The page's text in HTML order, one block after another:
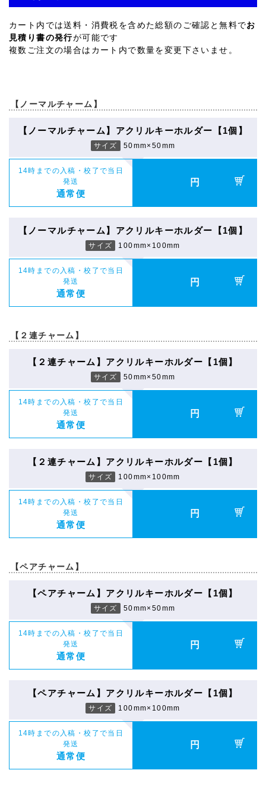
カート内では送料・消費税を含めた総額のご確認と無料でお
見積り書の発行が可能です
複数ご注文の場合はカート内で数量を変更下さいませ。
【ノーマルチャーム】
【ノーマルチャーム】アクリルキーホルダー【1個】
サイズ 50mm×50mm
14時までの入稿・校了で当日
発送
通常便
円
【ノーマルチャーム】アクリルキーホルダー【1個】
サイズ 100mm×100mm
14時までの入稿・校了で当日
発送
通常便
円
【２連チャーム】
【２連チャーム】アクリルキーホルダー【1個】
サイズ 50mm×50mm
14時までの入稿・校了で当日
発送
通常便
円
【２連チャーム】アクリルキーホルダー【1個】
サイズ 100mm×100mm
14時までの入稿・校了で当日
発送
通常便
円
【ペアチャーム】
【ペアチャーム】アクリルキーホルダー【1個】
サイズ 50mm×50mm
14時までの入稿・校了で当日
発送
通常便
円
【ペアチャーム】アクリルキーホルダー【1個】
サイズ 100mm×100mm
14時までの入稿・校了で当日
発送
通常便
円